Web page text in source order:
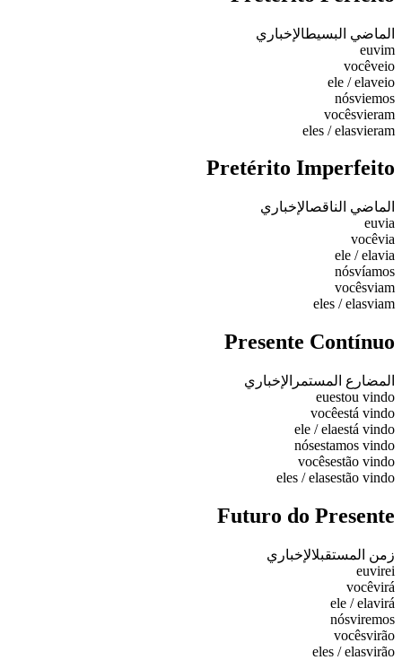
الماضي البسيطالإخباري
euvim
vocêveio
ele / elaveio
nósviemos
vocêsvieram
eles / elasvieram
Pretérito Imperfeito
الماضي الناقصالإخباري
euvia
vocêvia
ele / elavia
nósvíamos
vocêsviam
eles / elasviam
Presente Contínuo
المضارع المستمر الإخباري
euestou vindo
vocêestá vindo
ele / elaestá vindo
nósestamos vindo
vocêsestão vindo
eles / elasestão vindo
Futuro do Presente
زمن المستقبلالإخباري
euvirei
vocêvirá
ele / elavirá
nósviremos
vocêsvirão
eles / elasvirão